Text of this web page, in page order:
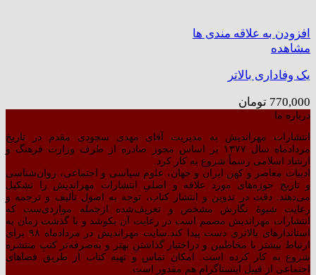
افزودن به علاقه مندی ها
مشاهده
یک وفاداری بالاتر
770,000 تومان
درباره ما
انتشارات مهراندیش به مدیریت آقای مهدی سجودی مقدم در تاریخ
مردادماه سال ۱۳۷۷ بر اساس مجوز صادره از طرف وزارت فرهنگ و
ارشاد اسلامی رسماً شروع به کار کرد.
ادبیات معاصر و کهن ایران و جهان، علوم سیاسی و اجتماعی، روان‌شناسی
و تاریخ حوزه‌های مورد علاقه و اصلیِ انتشارات مهراندیش را تشکیل
می‌دهند. دقت در تدوین و انتشار کتاب،‌ توجه به اصول تألیف و ترجمه و
رعایت شیوهٔ نگارش مشخص و تعریف‌شده ازجمله مواردی‌ست که
انتشارات مهراندیش مصمم است در رعایت آن بکوشد و با گذشت زمان به
استاندارهای بالاتری دست پیدا کند.سایت مهراندیش در مردادماه ۹۸ برای
ارتباط بیشتر با مخاطبین و دراختیار گذاشتنِ بهتر و به‌صرفه‌تر کتبِ منتشره
شروع به کار کرده است. امکان تماس و تهیه کتاب از طریق فضاهای
اجتماعی از قبیل اینستاگرام هم مقدور است.